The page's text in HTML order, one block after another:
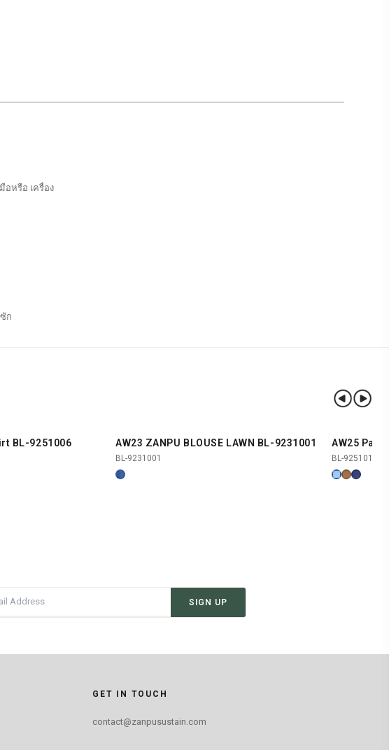
อหรือ เครื่อง
ก
NOW
BL-9251006 SHOP NOW
AW23 ZANPU BLOUSE LAWN BL-9231001
BL-9231001
AW25
BL-9251019
SIGN UP
GET IN TOUCH
contact@zanpusustain.com